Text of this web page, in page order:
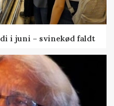
i juni – svinekød faldt